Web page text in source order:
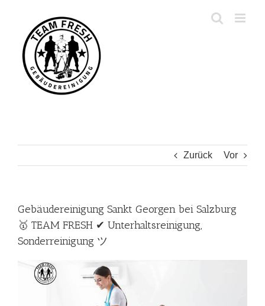
springen
Zurück Vor
Gebäudereinigung Sankt Georgen bei Salzburg
🥇 TEAM FRESH ✔ Unterhaltsreinigung,
Sonderreinigung ツ